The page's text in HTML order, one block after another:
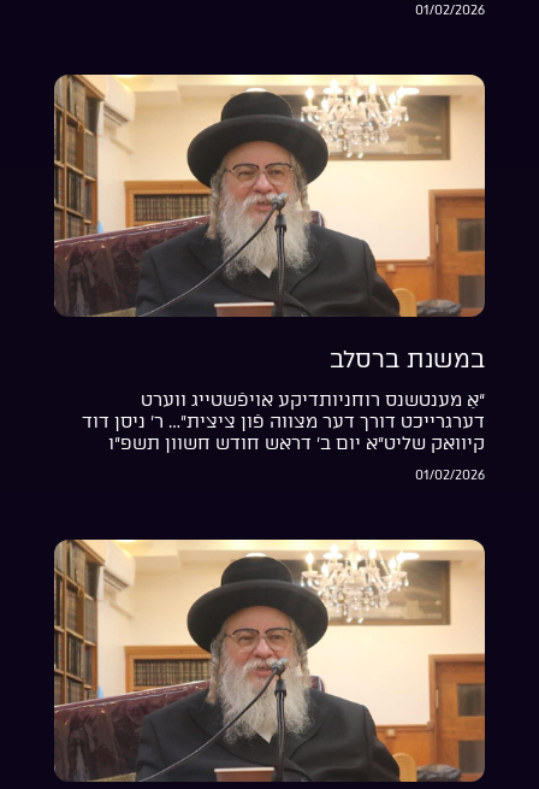
01/02/2026
במשנת ברסלב
“אַ מענטשנס רוחניותדיקע אויפֿשטייג ווערט
דערגרייכט דורך דער מצווה פֿון ציצית”… ר’ ניסן דוד
קיוואק שליט”א יום ב’ דראש חודש חשוון תשפ”ו
01/02/2026